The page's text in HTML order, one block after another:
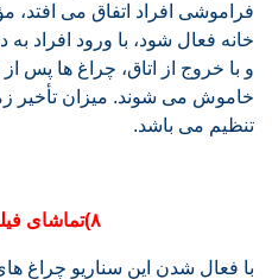
فراموشی افراد اتفاق می افتد،
خانه فعال شود، با ورود افراد
و با خروج از اتاق، چراغ ها پس از
خاموش می شوند. میزان تأخیر
تنظیم می باشد.
۸)تماشای فیلم(سینمایی)
با فعال شدن این سناریو چراغ